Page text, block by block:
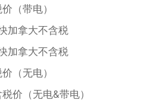
（带电）
加拿大不含税
加拿大不含税
（无电）
价（无电&带电）